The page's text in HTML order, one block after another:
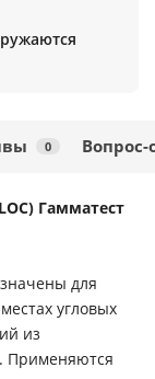
0 Вопрос-
Гамматест
для
угловых
из
Применяются